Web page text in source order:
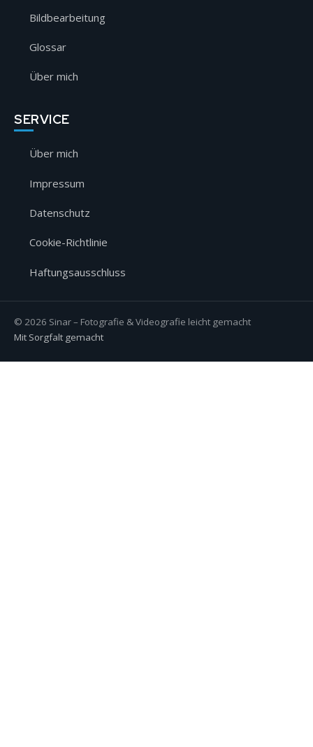
Bildbearbeitung
Glossar
Über mich
SERVICE
Über mich
Impressum
Datenschutz
Cookie-Richtlinie
Haftungsausschluss
© 2026 Sinar – Fotografie & Videografie leicht gemacht
Mit Sorgfalt gemacht